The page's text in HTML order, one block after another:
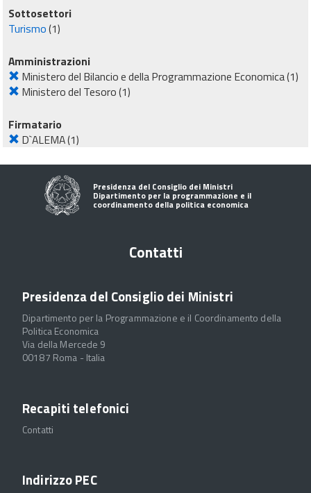
Sottosettori
Turismo(1)
Amministrazioni
Ministero del Bilancio e della Programmazione Economica(1)
Ministero del Tesoro(1)
Firmatario
D`ALEMA(1)
Presidenza del Consiglio dei Ministri
Dipartimento per la programmazione e il
coordinamento della politica economica
Contatti
Presidenza del Consiglio dei Ministri
Dipartimento per la Programmazione e il Coordinamento della
Politica Economica
Via della Mercede 9
00187 Roma - Italia
Recapiti telefonici
Contatti
Indirizzo PEC